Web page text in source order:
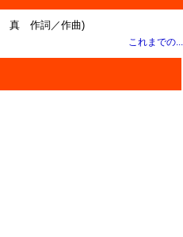
真 作詞／作曲)
これまでの...